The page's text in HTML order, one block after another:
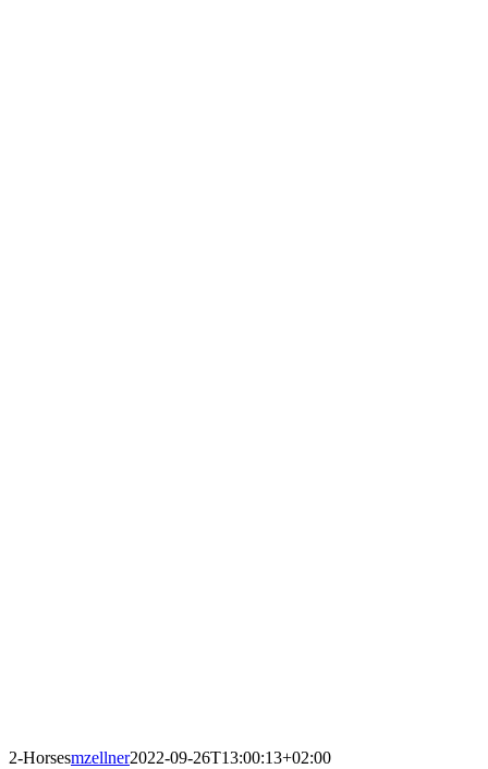
2-Horsesmzellner2022-09-26T13:00:13+02:00